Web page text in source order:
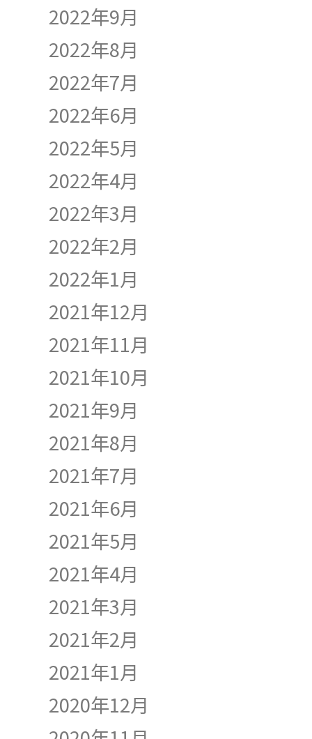
2022年9月
2022年8月
2022年7月
2022年6月
2022年5月
2022年4月
2022年3月
2022年2月
2022年1月
2021年12月
2021年11月
2021年10月
2021年9月
2021年8月
2021年7月
2021年6月
2021年5月
2021年4月
2021年3月
2021年2月
2021年1月
2020年12月